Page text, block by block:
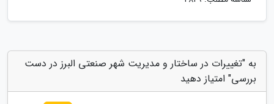
به "تغییرات در ساختار و مدیریت شهر صنعتی البرز در دست
بررسی" امتیاز دهید